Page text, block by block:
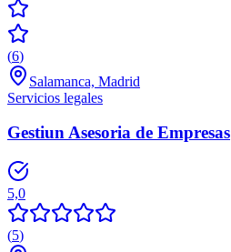
(6)
Salamanca, Madrid
Servicios legales
Gestiun Asesoria de Empresas
5,0
(5)